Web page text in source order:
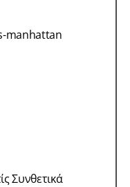
Συνθετικά